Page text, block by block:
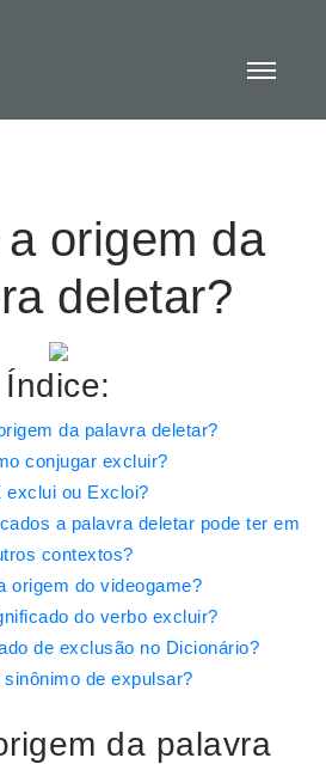
origem da
deletar?
Índice:
da palavra deletar?
conjugar excluir?
exclui ou Excloi?
a palavra deletar pode ter em
contextos?
origem do videogame?
do verbo excluir?
de exclusão no Dicionário?
sinônimo de expulsar?
da palavra